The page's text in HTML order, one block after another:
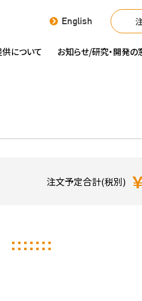
English
について お知らせ/研究・開発の
注文予定合計(税別)